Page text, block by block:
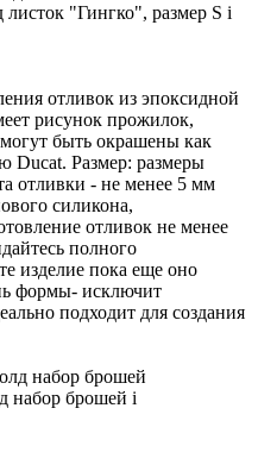
"Гингко", размер S i
отливок из эпоксидной
рисунок прожилок,
быть окрашены как
Ducat. Размер: размеры
отливки - не менее 5 мм
силикона,
отливок не менее
полного
изделие пока еще оно
формы- исключит
подходит для создания
набор брошей i